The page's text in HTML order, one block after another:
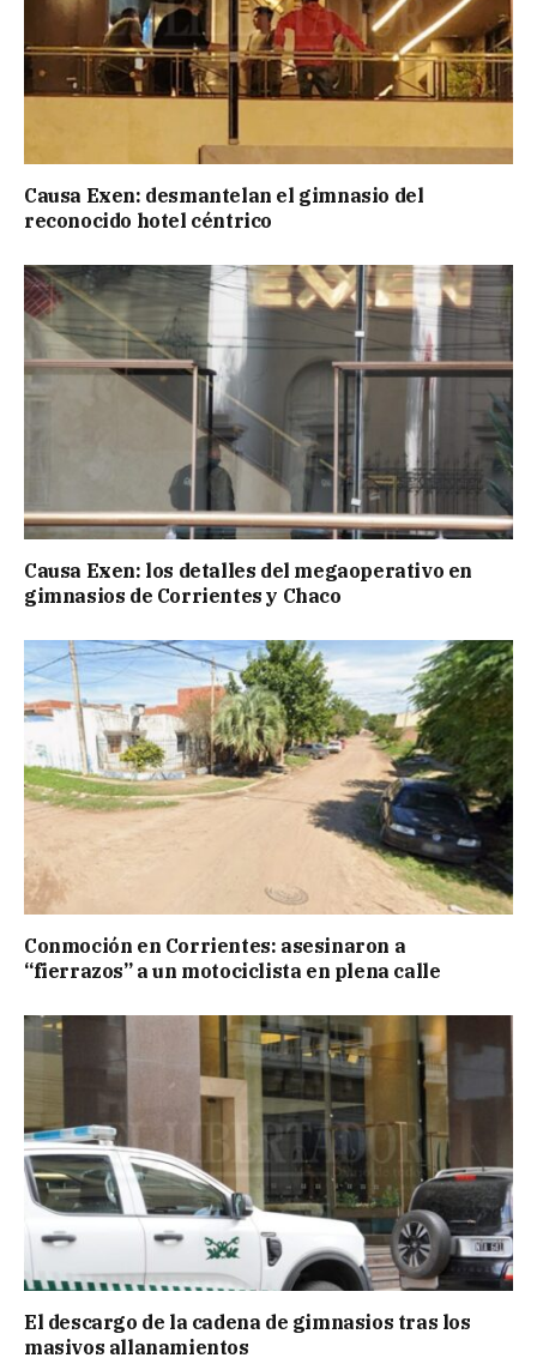
Causa Exen: desmantelan el gimnasio del
reconocido hotel céntrico
Causa Exen: los detalles del megaoperativo en
gimnasios de Corrientes y Chaco
Conmoción en Corrientes: asesinaron a
“fierrazos” a un motociclista en plena calle
El descargo de la cadena de gimnasios tras los
masivos allanamientos